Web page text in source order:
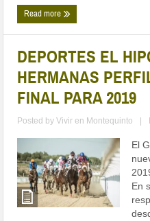
Read more
DEPORTES EL
HERMANAS
FINAL PARA 2019
Posted byVivir en Montequinto
El
En